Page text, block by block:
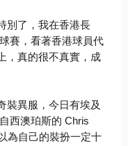
別了，我在香港長
賽，看著香港球員代
，真的很不真實，成
裝異服，今日有埃及
西澳珀斯的 Chris
為自己的裝扮一定十